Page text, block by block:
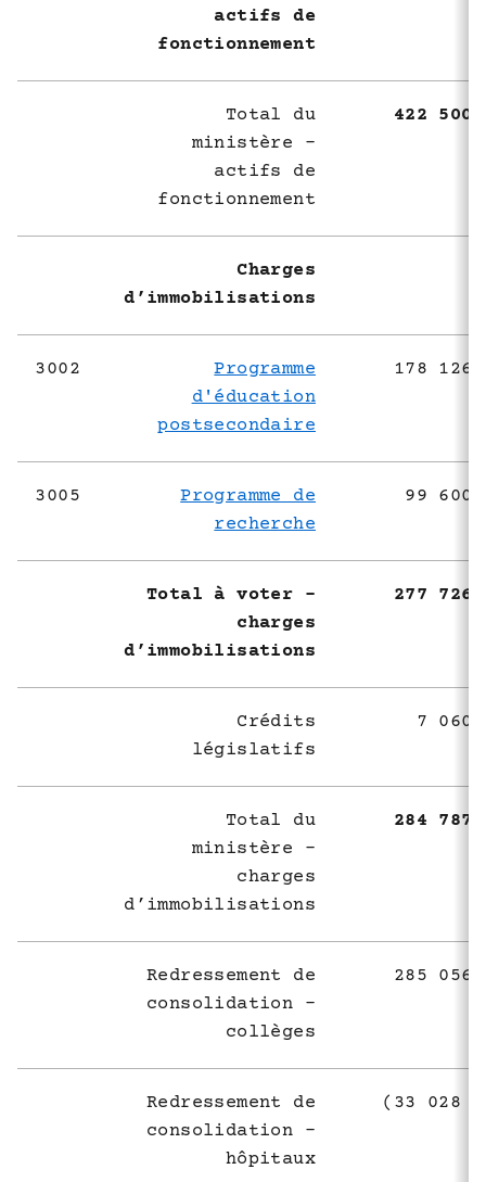
actifs de
fonctionnement
Total du
ministère -
actifs de
fonctionnement
422 500
Charges
d’immobilisations
3002
Programme
d'éducation
postsecondaire
178 126
3005
Programme de
recherche
99 600
Total à voter -
charges
d’immobilisations
277 726
Crédits
législatifs
7 060
Total du
ministère -
charges
d’immobilisations
284 787
Redressement de
consolidation -
collèges
285 056
Redressement de
consolidation -
hôpitaux
(33 028